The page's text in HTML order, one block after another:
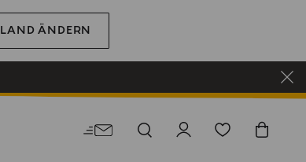
LAND ÄNDERN